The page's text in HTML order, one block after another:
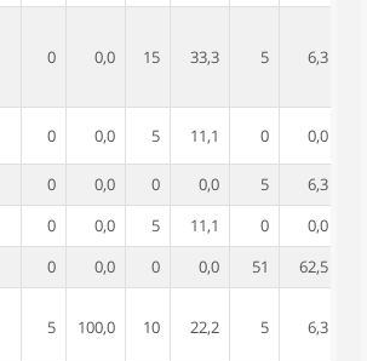
0 0,0 15 33,3 5 6,3
0 0,0 5 11,1 0 0,0
0 0,0 0 0,0 5
6,3
0 0,0 5 11,1 0
0,0
0 0,0 0 0,0 51
62,5
5 100,0 10 22,2 5 6,3